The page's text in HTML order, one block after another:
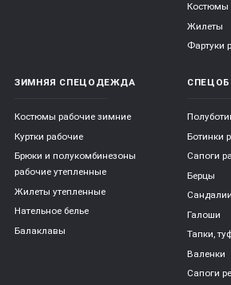
Костюмы
Жилеты
Фартуки
ЗИМНЯЯ СПЕЦОДЕЖДА
Костюмы рабочие зимние
Куртки рабочие
Брюки и полукомбинезоны
рабочие утепленные
Жилеты утепленные
Нательное белье
Балаклавы
Ботинки
Сапоги
Берцы
Сандалии
Галоши
Тапки,
Валенки
Сапоги